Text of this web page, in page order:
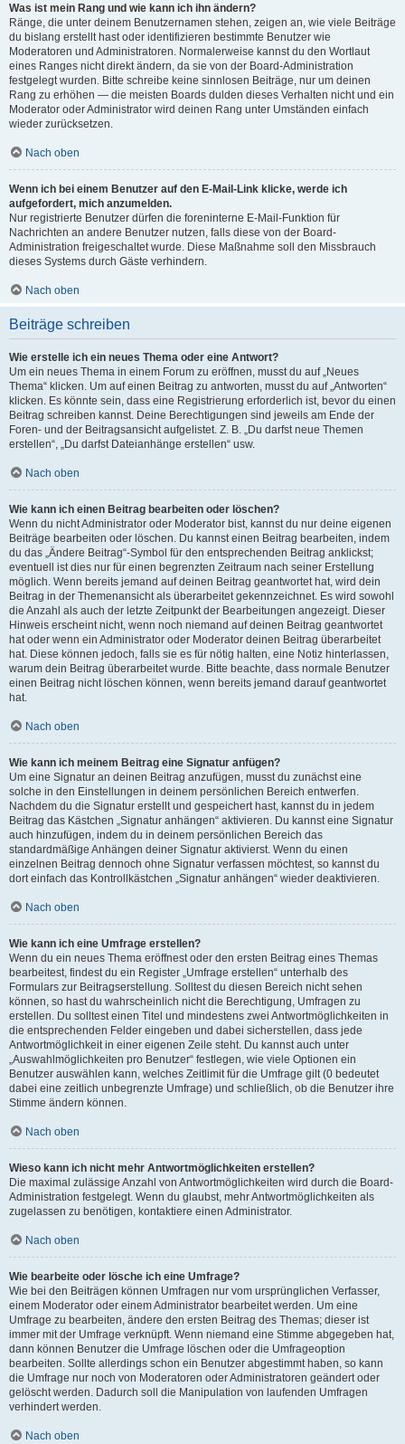
Was ist mein Rang und wie kann ich ihn ändern?
Ränge, die unter deinem Benutzernamen stehen, zeigen an, wie viele Beiträge
du bislang erstellt hast oder identifizieren bestimmte Benutzer wie
Moderatoren und Administratoren. Normalerweise kannst du den Wortlaut
eines Ranges nicht direkt ändern, da sie von der Board-Administration
festgelegt wurden. Bitte schreibe keine sinnlosen Beiträge, nur um deinen
Rang zu erhöhen — die meisten Boards dulden dieses Verhalten nicht und ein
Moderator oder Administrator wird deinen Rang unter Umständen einfach
wieder zurücksetzen.
Nach oben
Wenn ich bei einem Benutzer auf den E-Mail-Link klicke, werde ich
aufgefordert, mich anzumelden.
Nur registrierte Benutzer dürfen die foreninterne E-Mail-Funktion für
Nachrichten an andere Benutzer nutzen, falls diese von der Board-
Administration freigeschaltet wurde. Diese Maßnahme soll den Missbrauch
dieses Systems durch Gäste verhindern.
Nach oben
Beiträge schreiben
Wie erstelle ich ein neues Thema oder eine Antwort?
Um ein neues Thema in einem Forum zu eröffnen, musst du auf „Neues
Thema“ klicken. Um auf einen Beitrag zu antworten, musst du auf „Antworten“
klicken. Es könnte sein, dass eine Registrierung erforderlich ist, bevor du einen
Beitrag schreiben kannst. Deine Berechtigungen sind jeweils am Ende der
Foren- und der Beitragsansicht aufgelistet. Z. B. „Du darfst neue Themen
erstellen“, „Du darfst Dateianhänge erstellen“ usw.
Nach oben
Wie kann ich einen Beitrag bearbeiten oder löschen?
Wenn du nicht Administrator oder Moderator bist, kannst du nur deine eigenen
Beiträge bearbeiten oder löschen. Du kannst einen Beitrag bearbeiten, indem
du das „Ändere Beitrag“-Symbol für den entsprechenden Beitrag anklickst;
eventuell ist dies nur für einen begrenzten Zeitraum nach seiner Erstellung
möglich. Wenn bereits jemand auf deinen Beitrag geantwortet hat, wird dein
Beitrag in der Themenansicht als überarbeitet gekennzeichnet. Es wird sowohl
die Anzahl als auch der letzte Zeitpunkt der Bearbeitungen angezeigt. Dieser
Hinweis erscheint nicht, wenn noch niemand auf deinen Beitrag geantwortet
hat oder wenn ein Administrator oder Moderator deinen Beitrag überarbeitet
hat. Diese können jedoch, falls sie es für nötig halten, eine Notiz hinterlassen,
warum dein Beitrag überarbeitet wurde. Bitte beachte, dass normale Benutzer
einen Beitrag nicht löschen können, wenn bereits jemand darauf geantwortet
hat.
Nach oben
Wie kann ich meinem Beitrag eine Signatur anfügen?
Um eine Signatur an deinen Beitrag anzufügen, musst du zunächst eine
solche in den Einstellungen in deinem persönlichen Bereich entwerfen.
Nachdem du die Signatur erstellt und gespeichert hast, kannst du in jedem
Beitrag das Kästchen „Signatur anhängen“ aktivieren. Du kannst eine Signatur
auch hinzufügen, indem du in deinem persönlichen Bereich das
standardmäßige Anhängen deiner Signatur aktivierst. Wenn du einen
einzelnen Beitrag dennoch ohne Signatur verfassen möchtest, so kannst du
dort einfach das Kontrollkästchen „Signatur anhängen“ wieder deaktivieren.
Nach oben
Wie kann ich eine Umfrage erstellen?
Wenn du ein neues Thema eröffnest oder den ersten Beitrag eines Themas
bearbeitest, findest du ein Register „Umfrage erstellen“ unterhalb des
Formulars zur Beitragserstellung. Solltest du diesen Bereich nicht sehen
können, so hast du wahrscheinlich nicht die Berechtigung, Umfragen zu
erstellen. Du solltest einen Titel und mindestens zwei Antwortmöglichkeiten in
die entsprechenden Felder eingeben und dabei sicherstellen, dass jede
Antwortmöglichkeit in einer eigenen Zeile steht. Du kannst auch unter
„Auswahlmöglichkeiten pro Benutzer“ festlegen, wie viele Optionen ein
Benutzer auswählen kann, welches Zeitlimit für die Umfrage gilt (0 bedeutet
dabei eine zeitlich unbegrenzte Umfrage) und schließlich, ob die Benutzer ihre
Stimme ändern können.
Nach oben
Wieso kann ich nicht mehr Antwortmöglichkeiten erstellen?
Die maximal zulässige Anzahl von Antwortmöglichkeiten wird durch die Board-
Administration festgelegt. Wenn du glaubst, mehr Antwortmöglichkeiten als
zugelassen zu benötigen, kontaktiere einen Administrator.
Nach oben
Wie bearbeite oder lösche ich eine Umfrage?
Wie bei den Beiträgen können Umfragen nur vom ursprünglichen Verfasser,
einem Moderator oder einem Administrator bearbeitet werden. Um eine
Umfrage zu bearbeiten, ändere den ersten Beitrag des Themas; dieser ist
immer mit der Umfrage verknüpft. Wenn niemand eine Stimme abgegeben hat,
dann können Benutzer die Umfrage löschen oder die Umfrageoption
bearbeiten. Sollte allerdings schon ein Benutzer abgestimmt haben, so kann
die Umfrage nur noch von Moderatoren oder Administratoren geändert oder
gelöscht werden. Dadurch soll die Manipulation von laufenden Umfragen
verhindert werden.
Nach oben